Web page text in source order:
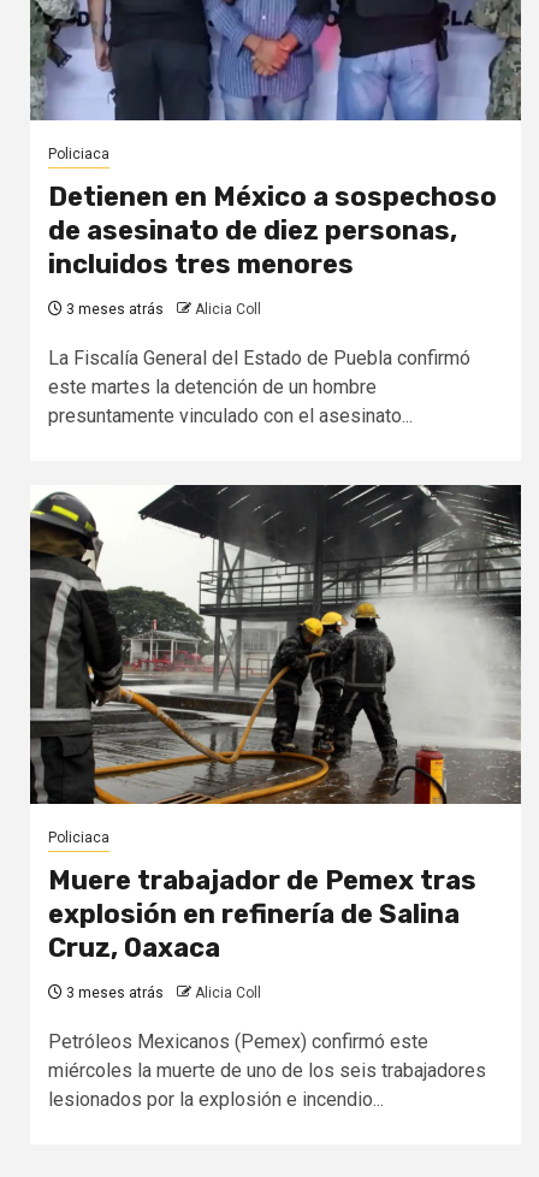
Policiaca
Detienen en México a sospechoso
de asesinato de diez personas,
incluidos tres menores
3 meses atrás Alicia Coll
La Fiscalía General del Estado de Puebla confirmó
este martes la detención de un hombre
presuntamente vinculado con el asesinato...
Policiaca
Muere trabajador de Pemex tras
explosión en refinería de Salina
Cruz, Oaxaca
3 meses atrás Alicia Coll
Petróleos Mexicanos (Pemex) confirmó este
miércoles la muerte de uno de los seis trabajadores
lesionados por la explosión e incendio...